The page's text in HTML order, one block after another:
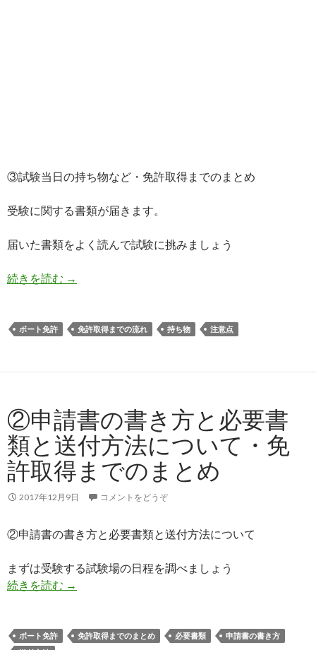
③試験当日の持ち物など・免許取得までのまとめ
受験に関する書類が届きます。
届いた書類をよく読んで試験に挑みましょう
続きを読む ③試験当日の持ち物など・免許取得までのまとめ
→
ボート免許 免許取得までの流れ 持ち物 注意点
②申請書の書き方と必要書
類と送付方法について・免
許取得までのまとめ
2017年12月9日 コメントをどうぞ
②申請書の書き方と必要書類と送付方法について
まずは受験する試験場の日程を調べましょう
続きを読む ②申請書の書き方と必要書類と送付方法につい
→
ボート免許 免許取得までのまとめ 必要書類
申請書の書き方